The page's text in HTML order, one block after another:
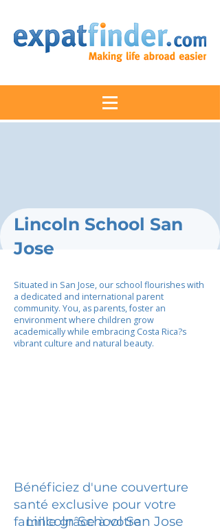
Lincoln School San
Jose
Situated in San Jose, our school flourishes with
a dedicated and international parent
community. You, as parents, foster an
environment where children grow
academically while embracing Costa Rica?s
vibrant culture and natural beauty.
Bénéficiez d'une couverture
santé exclusive pour votre
famille grâce à votre
Lincoln School San Jose